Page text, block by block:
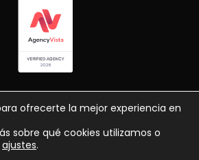
ofrecerte la mejor experiencia en
sobre qué cookies utilizamos o
ajustes.